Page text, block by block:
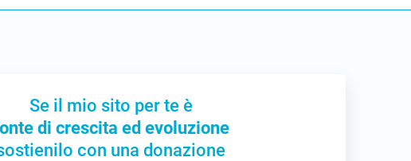
Se il mio sito per te è
di crescita ed evoluzione
con una donazione